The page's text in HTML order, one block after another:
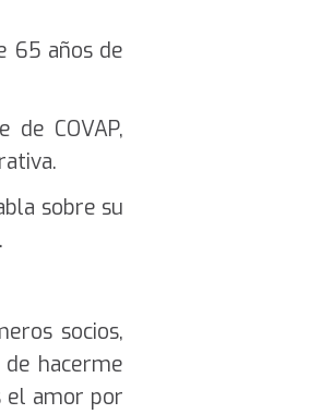
65 años de
COVAP,
sobre su
socios,
hacerme
el amor por